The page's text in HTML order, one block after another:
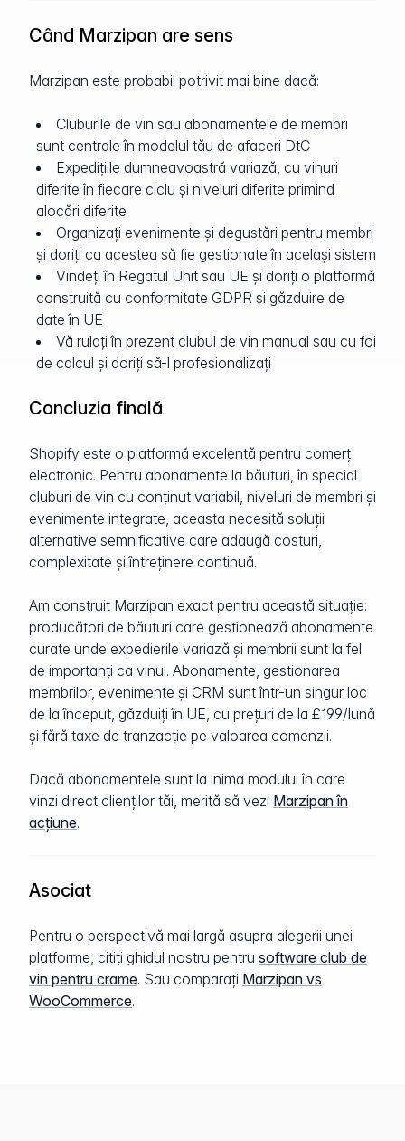
Când Marzipan are sens
Marzipan este probabil potrivit mai bine dacă:
Cluburile de vin sau abonamentele de membri
sunt centrale în modelul tău de afaceri DtC
Expedițiile dumneavoastră variază, cu vinuri
diferite în fiecare ciclu și niveluri diferite primind
alocări diferite
Organizați evenimente și degustări pentru membri
și doriți ca acestea să fie gestionate în același sistem
Vindeți în Regatul Unit sau UE și doriți o platformă
construită cu conformitate GDPR și găzduire de
date în UE
Vă rulați în prezent clubul de vin manual sau cu foi
de calcul și doriți să-l profesionalizați
Concluzia finală
Shopify este o platformă excelentă pentru comerț
electronic. Pentru abonamente la băuturi, în special
cluburi de vin cu conținut variabil, niveluri de membri și
evenimente integrate, aceasta necesită soluții
alternative semnificative care adaugă costuri,
complexitate și întreținere continuă.
Am construit Marzipan exact pentru această situație:
producători de băuturi care gestionează abonamente
curate unde expedierile variază și membrii sunt la fel
de importanți ca vinul. Abonamente, gestionarea
membrilor, evenimente și CRM sunt într-un singur loc
de la început, găzduiți în UE, cu prețuri de la £199/lună
și fără taxe de tranzacție pe valoarea comenzii.
Dacă abonamentele sunt la inima modului în care
vinzi direct clienților tăi, merită să vezi Marzipan în
acțiune.
Asociat
Pentru o perspectivă mai largă asupra alegerii unei
platforme, citiți ghidul nostru pentru software club de
vin pentru crame. Sau comparați Marzipan vs
WooCommerce.